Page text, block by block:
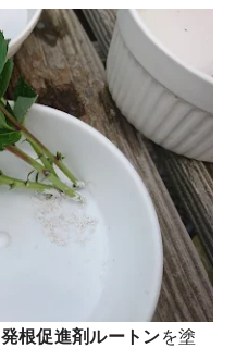
発根促進剤ルートンを塗